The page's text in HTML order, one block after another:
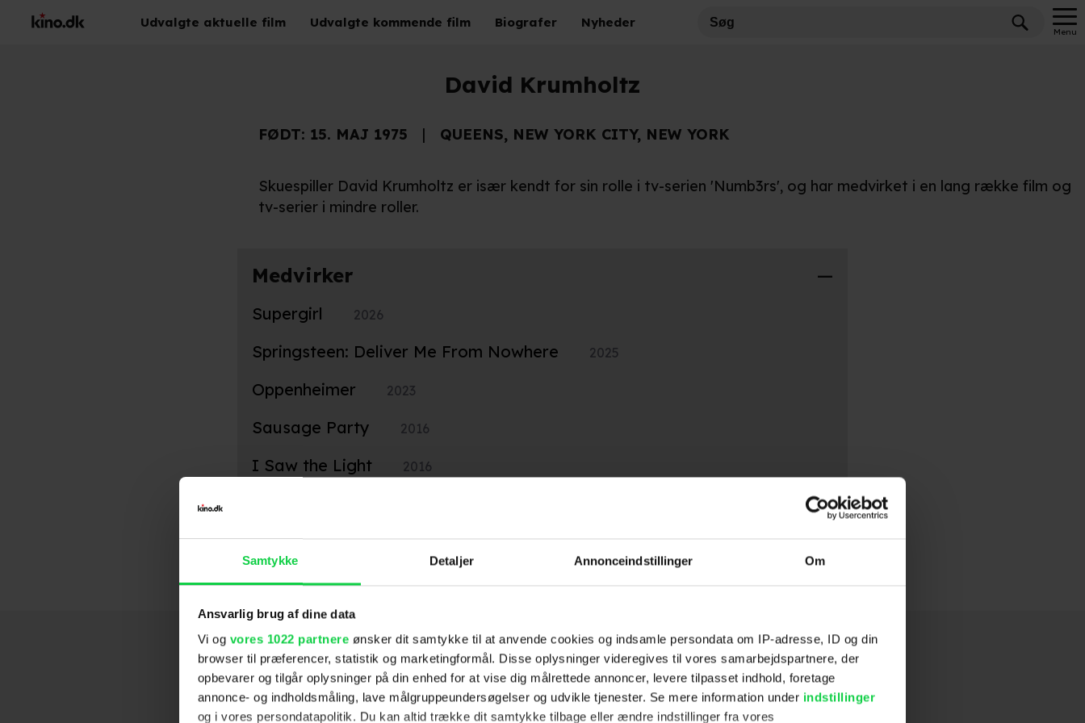
Samtykke Detaljer Annonceindstillinger Om
Ansvarlig brug af dine data
Vi og vores 1022 partnere ønsker dit samtykke til at anvende cookies og indsamle persondata om IP-adresse, ID og din
browser til præferencer, statistik og marketingformål. Disse oplysninger videregives til vores samarbejdspartnere, der
opbevarer og tilgår oplysninger på din enhed for at vise dig målrettede annoncer, levere tilpasset indhold, foretage
annonce- og indholdsmåling, lave målgruppeundersøgelser og udvikle tjenester. Se mere information under indstillinger
og i vores persondatapolitik. Du kan altid trække dit samtykke tilbage eller ændre indstillinger fra vores
Udvalgte aktuelle film Udvalgte kommende film Biografer Nyheder
Menu
David Krumholtz
FØDT: 15. MAJ 1975 QUEENS, NEW YORK CITY, NEW YORK
Skuespiller David Krumholtz er især kendt for sin rolle i tv-serien 'Numb3rs', og har medvirket i en lang række film og
tv-serier i mindre roller.
Medvirker
Supergirl 2026
Springsteen: Deliver Me From Nowhere 2025
Oppenheimer 2023
Sausage Party 2016
I Saw the Light 2016
Hold dig opdateret
Send